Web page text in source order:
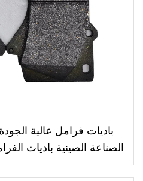
باديات فرامل عالية
باديات